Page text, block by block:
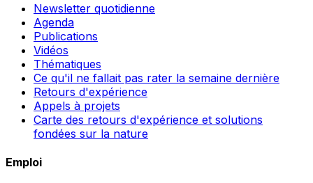
Newsletter quotidienne
Agenda
Publications
Vidéos
Thématiques
Ce qu'il ne fallait pas rater la semaine dernière
Retours d'expérience
Appels à projets
Carte des retours d'expérience et solutions
fondées sur la nature
Emploi